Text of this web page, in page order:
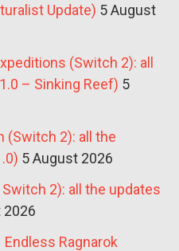
Update) 5 August
(Switch 2): all
– Sinking Reef) 5
(Switch 2): all the
5 August 2026
2): all the updates
2026
Endless Ragnarok